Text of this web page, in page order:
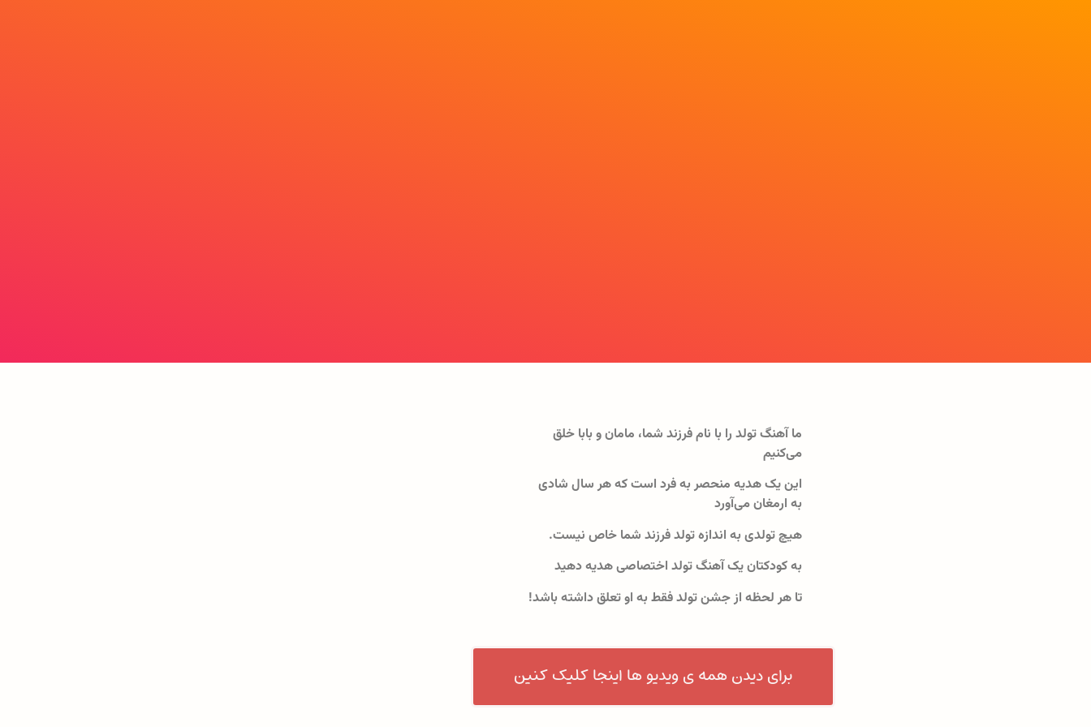
ما آهنگ تولد را با نام فرزند شما، مامان و بابا خلق
می‌کنیم
این یک هدیه منحصر به فرد است که هر سال شادی
به ارمغان می‌آورد
هیچ تولدی به اندازه تولد فرزند شما خاص نیست.
به کودکتان یک آهنگ تولد اختصاصی هدیه دهید
تا هر لحظه از جشن تولد فقط به او تعلق داشته باشد!
برای دیدن همه ی ویدیو ها اینجا کلیک کنین